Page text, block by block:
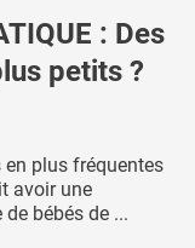
: Des
petits ?
en plus fréquentes
avoir une
bébés de ...